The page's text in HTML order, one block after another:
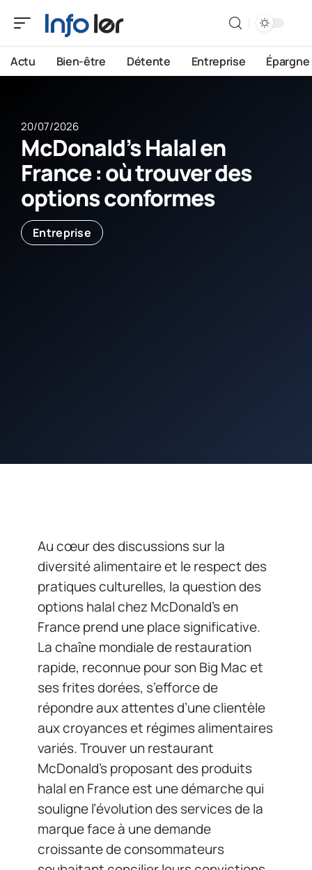
Actu Bien-être Détente Entreprise Épargne
20/07/2026
McDonald’s Halal en
France : où trouver des
options conformes
Entreprise
Au cœur des discussions sur la
diversité alimentaire et le respect des
pratiques culturelles, la question des
options halal chez McDonald’s en
France prend une place significative.
La chaîne mondiale de restauration
rapide, reconnue pour son Big Mac et
ses frites dorées, s’efforce de
répondre aux attentes d’une clientèle
aux croyances et régimes alimentaires
variés. Trouver un restaurant
McDonald’s proposant des produits
halal en France est une démarche qui
souligne l’évolution des services de la
marque face à une demande
croissante de consommateurs